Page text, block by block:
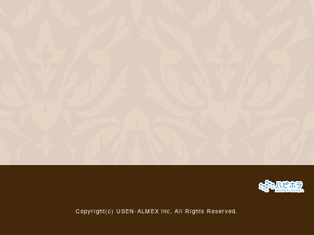
Copyright(c)USEN-ALMEX inc, All Rights Reserved.